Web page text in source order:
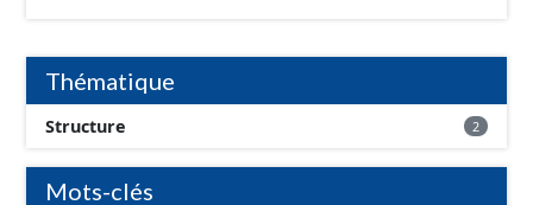
et structurés conformément aux prescriptions du
standard CNIG Sites Economiques. Ce lot ne contient pas
la référence aux terrains à vocation économique à ce
jour. Il est filtré au-delà des prescriptions du CNIG se
limitant aux SCI.
Thématique
Structure 2
Mots-clés